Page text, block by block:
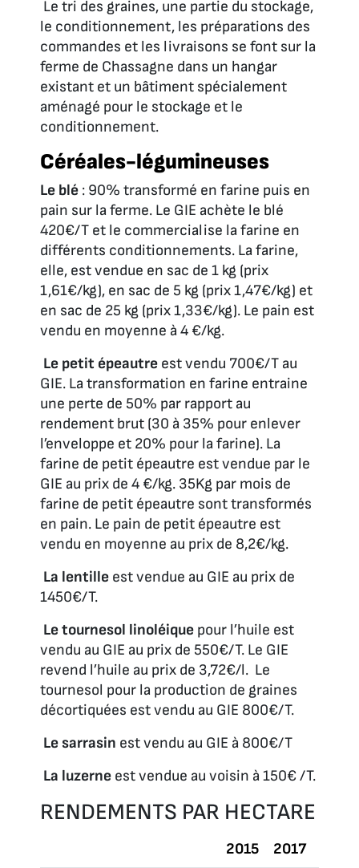
Le tri des graines, une partie du stockage,
le conditionnement, les préparations des
commandes et les livraisons se font sur la
ferme de Chassagne dans un hangar
existant et un bâtiment spécialement
aménagé pour le stockage et le
conditionnement.
Céréales-légumineuses
Le blé : 90% transformé en farine puis en
pain sur la ferme. Le GIE achète le blé
420€/T et le commercialise la farine en
différents conditionnements. La farine,
elle, est vendue en sac de 1 kg (prix
1,61€/kg), en sac de 5 kg (prix 1,47€/kg) et
en sac de 25 kg (prix 1,33€/kg). Le pain est
vendu en moyenne à 4 €/kg.
Le petit épeautre est vendu 700€/T au
GIE. La transformation en farine entraine
une perte de 50% par rapport au
rendement brut (30 à 35% pour enlever
l’enveloppe et 20% pour la farine). La
farine de petit épeautre est vendue par le
GIE au prix de 4 €/kg. 35Kg par mois de
farine de petit épeautre sont transformés
en pain. Le pain de petit épeautre est
vendu en moyenne au prix de 8,2€/kg.
La lentille est vendue au GIE au prix de
1450€/T.
Le tournesol linoléique pour l’huile est
vendu au GIE au prix de 550€/T. Le GIE
revend l’huile au prix de 3,72€/l. Le
tournesol pour la production de graines
décortiquées est vendu au GIE 800€/T.
Le sarrasin est vendu au GIE à 800€/T
La luzerne est vendue au voisin à 150€ /T.
RENDEMENTS PAR HECTARE
2015 2017